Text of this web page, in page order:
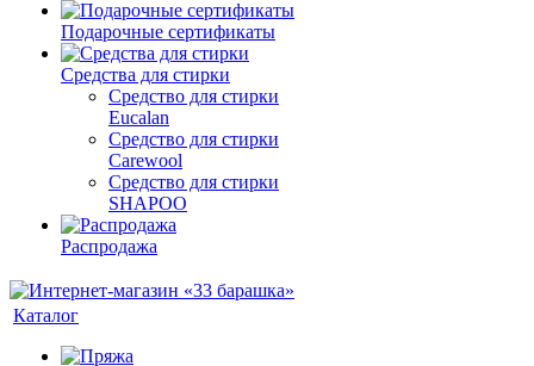
Подарочные сертификаты
Средства для стирки
Средство для стирки
Eucalan
Средство для стирки
Carewool
Средство для стирки
SHAPOO
Распродажа
Каталог